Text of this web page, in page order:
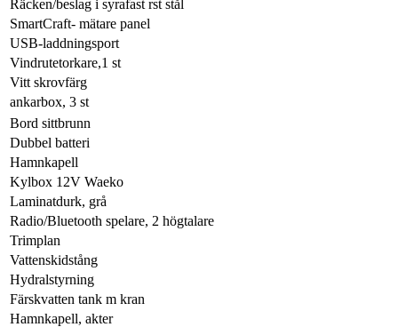
Räcken/beslag i syrafast rst stål
SmartCraft- mätare panel
USB-laddningsport
Vindrutetorkare,1 st
Vitt skrovfärg
ankarbox, 3 st
Bord sittbrunn
Dubbel batteri
Hamnkapell
Kylbox 12V Waeko
Laminatdurk, grå
Radio/Bluetooth spelare, 2 högtalare
Trimplan
Vattenskidstång
Hydralstyrning
Färskvatten tank m kran
Hamnkapell, akter